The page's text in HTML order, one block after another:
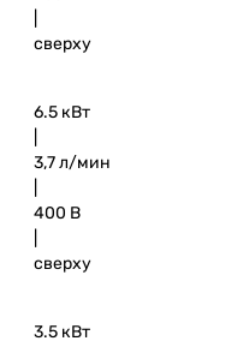
сверху
6.5 кВт
3,7 л/мин
400 В
сверху
3.5 кВт